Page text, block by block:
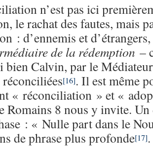
n’est pas ici
le rachat des fautes, mais
: d’ennemis et
de la rédemption –
bien Calvin, par le
[16]. Il est même
« réconciliation » et «
Romains 8 nous y invite.
: « Nulle part dans le
de phrase plus profonde[17]